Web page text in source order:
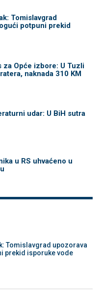
Tomislavgrad
potpuni prekid
za Opće izbore: U Tuzli
naknada 310 KM
udar: U BiH sutra
u RS uhvaćeno u
Tomislavgrad upozorava
prekid isporuke vode